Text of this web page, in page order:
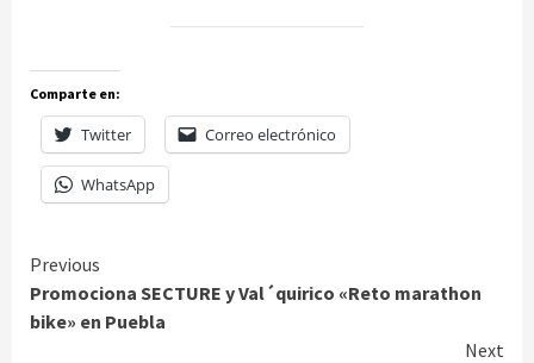
Comparte en:
Twitter Correo electrónico
WhatsApp
Continue
Reading
Previous
Promociona SECTURE y Val´quirico «Reto marathon
bike» en Puebla
Next